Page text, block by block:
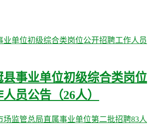
县事业单位初级综合类岗位
员公告（26人）